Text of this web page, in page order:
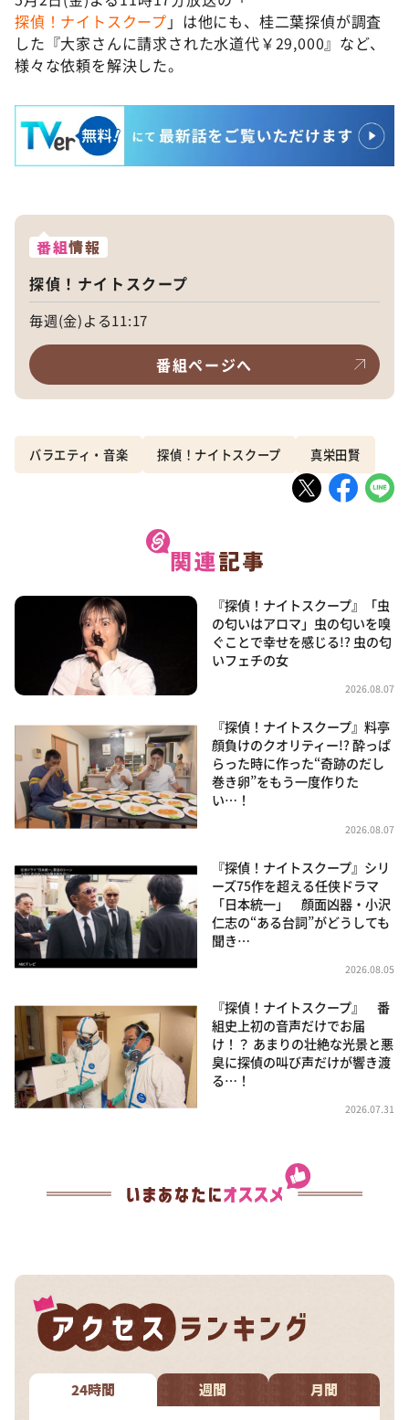
探偵！ナイトスクープ 」は他にも、桂二葉探偵が調査
した『大家さんに請求された水道代￥29,000』など、
様々な依頼を解決した。
番組情報
探偵！ナイトスクープ
毎週(金)よる11:17
番組ページへ
バラエティ・音楽 探偵！ナイトスクープ 真栄田賢
『探偵！ナイトスクープ』「虫
の匂いはアロマ」虫の匂いを嗅
ぐことで幸せを感じる!? 虫の匂
いフェチの女
2026.08.07
『探偵！ナイトスクープ』料亭
顔負けのクオリティー!? 酔っぱ
らった時に作った“奇跡のだし
巻き卵”をもう一度作りた
い…！
2026.08.07
『探偵！ナイトスクープ』シリ
ーズ75作を超える任侠ドラマ
「日本統一」 顔面凶器・小沢
仁志の“ある台詞”がどうしても
聞き…
2026.08.05
『探偵！ナイトスクープ』 番
組史上初の音声だけでお届
け！？ あまりの壮絶な光景と悪
臭に探偵の叫び声だけが響き渡
る…！
2026.07.31
24時間 週間 月間